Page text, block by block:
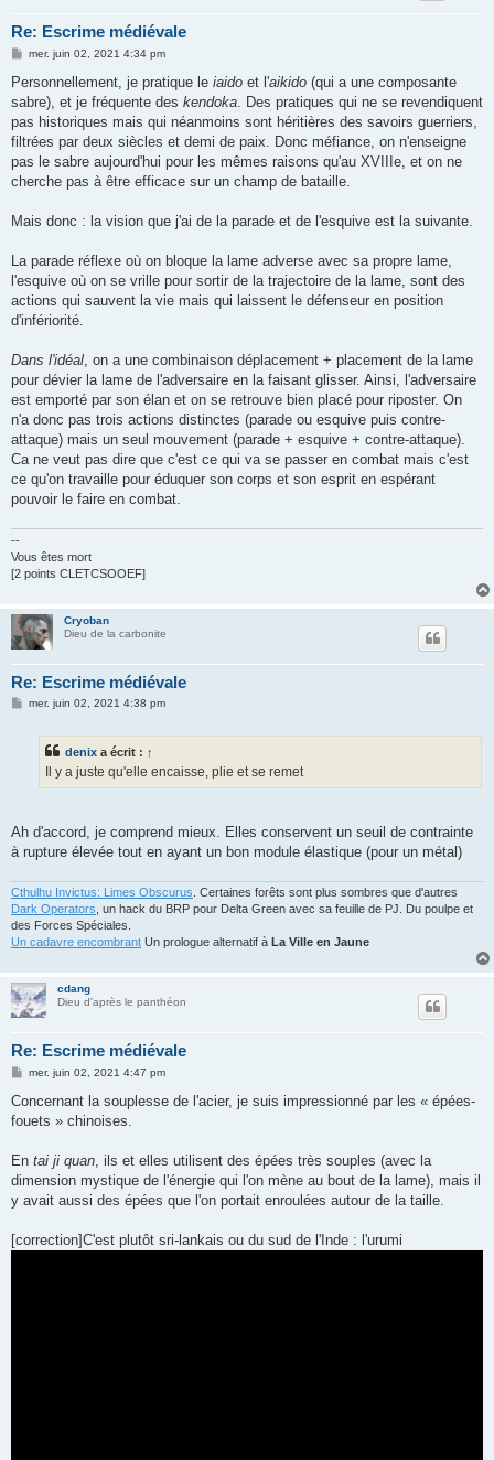
Re: Escrime médiévale
M
s
a
g
mer. juin 02, 2021 4:34 pm
Personnellement, je pratique le iaido et l'aikido (qui a une composante
sabre), et je fréquente des kendoka . Des pratiques qui ne se revendiquent
pas historiques mais qui néanmoins sont héritières des savoirs guerriers,
filtrées par deux siècles et demi de paix. Donc méfiance, on n'enseigne
pas le sabre aujourd'hui pour les mêmes raisons qu'au XVIIIe, et on ne
cherche pas à être efficace sur un champ de bataille.
Mais donc : la vision que j'ai de la parade et de l'esquive est la suivante.
La parade réflexe où on bloque la lame adverse avec sa propre lame,
l'esquive où on se vrille pour sortir de la trajectoire de la lame, sont des
actions qui sauvent la vie mais qui laissent le défenseur en position
d'infériorité.
Dans l'idéal , on a une combinaison déplacement + placement de la lame
pour dévier la lame de l'adversaire en la faisant glisser. Ainsi, l'adversaire
est emporté par son élan et on se retrouve bien placé pour riposter. On
n'a donc pas trois actions distinctes (parade ou esquive puis contre-
attaque) mais un seul mouvement (parade + esquive + contre-attaque).
Ca ne veut pas dire que c'est ce qui va se passer en combat mais c'est
ce qu'on travaille pour éduquer son corps et son esprit en espérant
pouvoir le faire en combat.
--
Vous êtes mort
[2 points CLETCSOOEF]
Cryoban
Dieu de la carbonite
Re: Escrime médiévale
Mmer. juin 02, 2021 4:38 pm
denix a écrit : ↑
Il y a juste qu'elle encaisse, plie et se remet
Ah d'accord, je comprend mieux. Elles conservent un seuil de contrainte
à rupture élevée tout en ayant un bon module élastique (pour un métal)
Cthulhu Invictus: Limes Obscurus. Certaines forêts sont plus sombres que d'autres
Dark Operators, un hack du BRP pour Delta Green avec sa feuille de PJ. Du poulpe et
des Forces Spéciales.
Un cadavre encombrant Un prologue alternatif à La Ville en Jaune
cdang
Dieu d'après le panthéon
Re: Escrime médiévale
M
s
a
mer. juin 02, 2021 4:47 pm
Concernant la souplesse de l'acier, je suis impressionné par les « épées-
fouets » chinoises.
En tai ji quan , ils et elles utilisent des épées très souples (avec la
dimension mystique de l'énergie qui l'on mène au bout de la lame), mais il
y avait aussi des épées que l'on portait enroulées autour de la taille.
[correction]C'est plutôt sri-lankais ou du sud de l'Inde : l'urumi